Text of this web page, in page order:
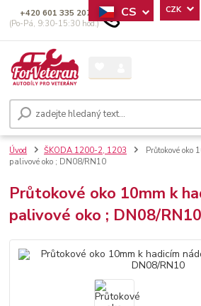
CS CZK
+420 601 335 207
(Po-Pá, 9:30-15:30 hod.)
Úvod ŠKODA 1200-2, 1203
Průtokové oko
palivové oko ; DN08/RN10
Průtokové oko 10mm k
palivové oko ; DN08/RN10